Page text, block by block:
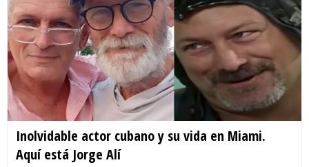
Inolvidable actor cubano y su vida en Miami.
Aquí está Jorge Alí